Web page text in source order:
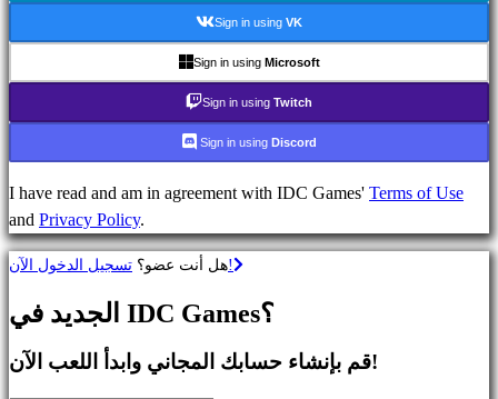
MMO
ألعاب
بي
جي
ألعاب
مطلق
النار
Racing
games
Casual
games
Sign in using VK
Sign in using Microsoft
Sign in using Twitch
Sign in using Discord
I have read and am in agreement with IDC Games' Terms of Use
and Privacy Policy.
هل أنت عضو؟تسجيل الدخول الآن!
الجديد في IDC Games؟
قم بإنشاء حسابك المجاني وابدأ اللعب الآن!